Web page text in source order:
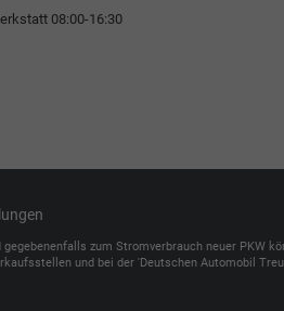
08:00-16:30
gegebenenfalls zum Stromverbrauch neuer PKW
und bei der 'Deutschen Automobil